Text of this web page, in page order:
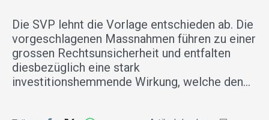
Die SVP lehnt die Vorlage entschieden ab. Die
vorgeschlagenen Massnahmen führen zu einer
grossen Rechtsunsicherheit und entfalten
diesbezüglich eine stark
investitionshemmende Wirkung, welche den…